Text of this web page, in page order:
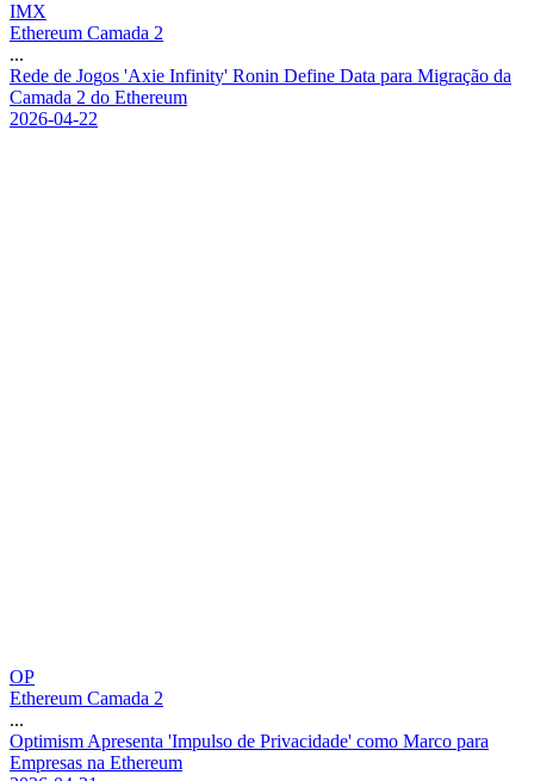
IMX
Ethereum Camada 2
...
Rede de Jogos 'Axie Infinity' Ronin Define Data para Migração da
Camada 2 do Ethereum
2026-04-22
OP
Ethereum Camada 2
...
Optimism Apresenta 'Impulso de Privacidade' como Marco para
Empresas na Ethereum